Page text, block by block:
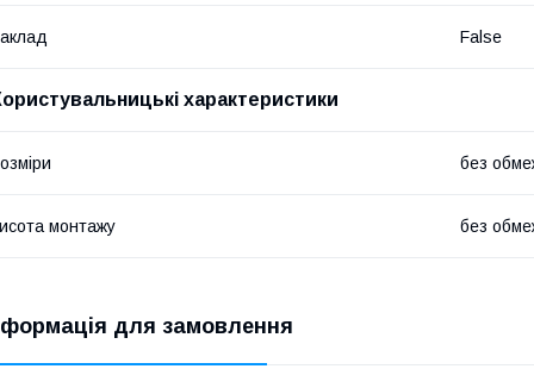
False
характеристики
без
монтажу без
для замовлення